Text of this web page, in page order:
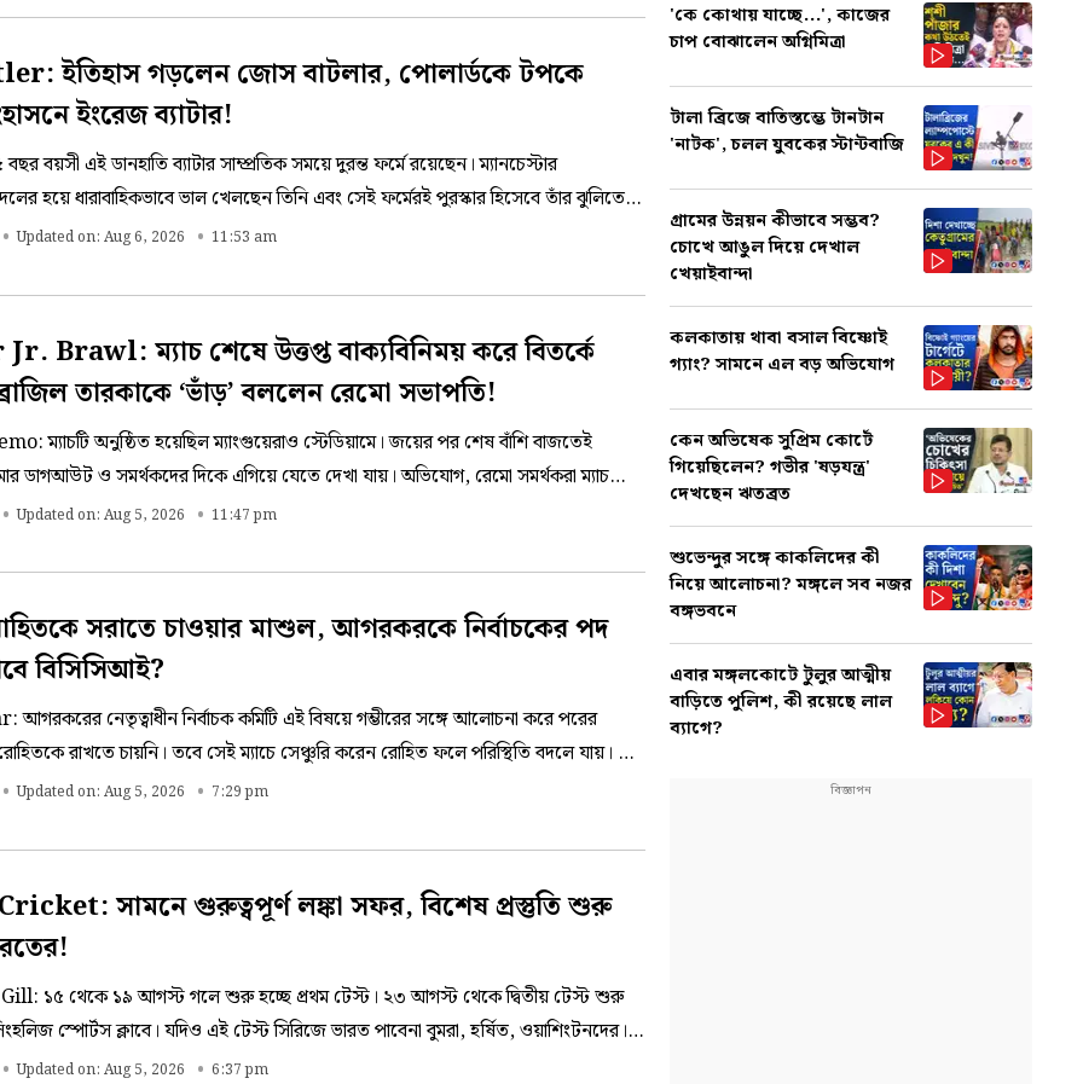
ইতিহাস গড়লেন জোস বাটলার, পোলার্ডকে টপকে
ইংরেজ ব্যাটার!
বয়সী এই ডানহাতি ব্যাটার সাম্প্রতিক সময়ে দুরন্ত ফর্মে রয়েছেন। ম্যানচেস্টার
হয়ে ধারাবাহিকভাবে ভাল খেলছেন তিনি এবং সেই ফর্মেরই পুরস্কার হিসেবে তাঁর ঝুলিতে
চলতি বছরের শুরুতে তিনি ভেঙেছিলেন ক্রিস গেইলের রেকর্ড। এবার পোলার্ডও হারলেন
Updated on: Aug 6, 2026 11:53 am
Brawl: ম্যাচ শেষে উত্তপ্ত বাক্যবিনিময় করে বিতর্কে
তারকাকে ‘ভাঁড়’ বললেন রেমো সভাপতি!
ম্যাচটি অনুষ্ঠিত হয়েছিল ম্যাংগুয়েরাও স্টেডিয়ামে। জয়ের পর শেষ বাঁশি বাজতেই
ডাগআউট ও সমর্থকদের দিকে এগিয়ে যেতে দেখা যায়। অভিযোগ, রেমো সমর্থকরা ম্যাচ
ক্রমাগত কটূক্তি করে গিয়েছেন। সেই ক্ষোভই ম্যাচ শেষে বার করেন নেইমার।
Updated on: Aug 5, 2026 11:47 pm
সরাতে চাওয়ার মাশুল, আগরকরকে নির্বাচকের পদ
বিসিসিআই?
নেতৃত্বাধীন নির্বাচক কমিটি এই বিষয়ে গম্ভীরের সঙ্গে আলোচনা করে পরের
রাখতে চায়নি। তবে সেই ম্যাচে সেঞ্চুরি করেন রোহিত ফলে পরিস্থিতি বদলে যায়। তাঁর
নির্বাচক ও টিম ম্যানেজমেন্টকে আবার চিন্তায় ফেলে দেয়।
Updated on: Aug 5, 2026 7:29 pm
লঙ্কা সফর, বিশেষ প্রস্তুতি শুরু
১৫ থেকে ১৯ আগস্ট গলে শুরু হচ্ছে প্রথম টেস্ট। ২৩ আগস্ট থেকে দ্বিতীয় টেস্ট শুরু
স্পোর্টস ক্লাবে। যদিও এই টেস্ট সিরিজে ভারত পাবেনা বুমরা, হর্ষিত, ওয়াশিংটনদের।
লড়াইয়ের সামনে গিল অ্যান্ড কোং।
Updated on: Aug 5, 2026 6:37 pm
'কে কোথায় যাচ্ছে...', কাজের
চাপ বোঝালেন অগ্নিমিত্রা
টালা ব্রিজে বাতিস্তম্ভে টানটান
'নাটক', চলল যুবকের স্টান্টবাজি
গ্রামের উন্নয়ন কীভাবে সম্ভব?
চোখে আঙুল দিয়ে দেখাল
খেয়াইবান্দা
কলকাতায় থাবা বসাল বিষ্ণোই
গ্যাং? সামনে এল বড় অভিযোগ
কেন অভিষেক সুপ্রিম কোর্টে
গিয়েছিলেন? গভীর 'ষড়যন্ত্র'
দেখছেন ঋতব্রত
শুভেন্দুর সঙ্গে কাকলিদের কী
নিয়ে আলোচনা? মঙ্গলে সব নজর
বঙ্গভবনে
এবার মঙ্গলকোটে টুলুর আত্মীয়
বাড়িতে পুলিশ, কী রয়েছে লাল
ব্যাগে?